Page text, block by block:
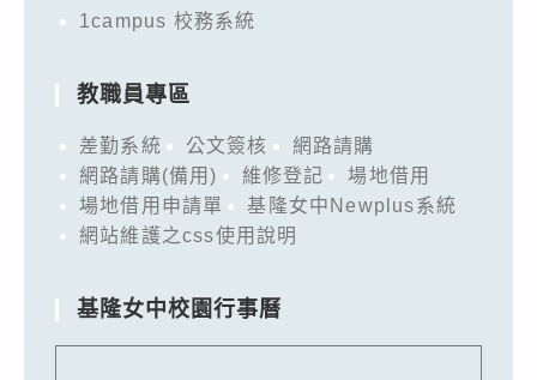
1campus 校務系統
教職員專區
差勤系統 公文簽核
網路請購
網路請購(備用)
維修登記
場地借用
場地借用申請單
基隆女中Newplus系統
網站維護之css使用說明
基隆女中校園行事曆